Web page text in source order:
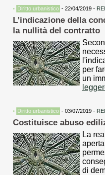
• Diritto urbanistico - 22/04/2019 -
L’indicazione della
la nullità del contratto
per
un
• Diritto urbanistico - 03/07/2019 -
Costituisce abuso
La
di